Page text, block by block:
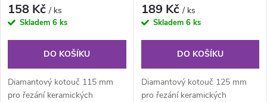
158 Kč/ ks
Skladem 6 ks
DO KOŠÍKU
Diamantový kotouč 115 mm
pro řezání keramických
189 Kč/ ks
Skladem 6 ks
DO KOŠÍKU
Diamantový kotouč 125 mm
pro řezání keramických